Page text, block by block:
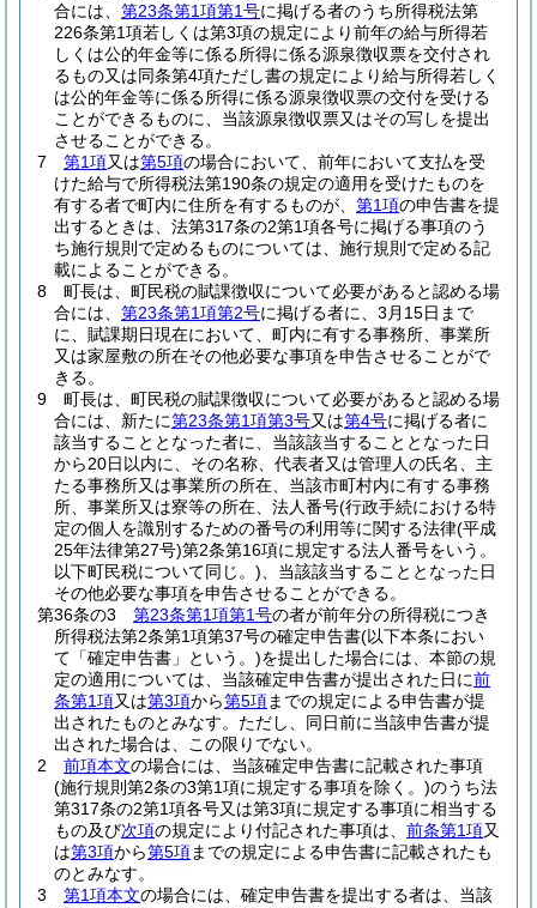
合には、 第23条第1項第1号に掲げる者のうち所得税法第
226条第1項若しくは第3項の規定により前年の給与所得若
しくは公的年金等に係る所得に係る源泉徴収票を交付され
るもの又は同条第4項ただし書の規定により給与所得若しく
は公的年金等に係る所得に係る源泉徴収票の交付を受ける
ことができるものに、当該源泉徴収票又はその写しを提出
させることができる。
7
第1項又は第5項の場合において、前年において支払を受
けた給与で所得税法第190条の規定の適用を受けたものを
有する者で町内に住所を有するものが、 第1項の申告書を提
出するときは、法第317条の2第1項各号に掲げる事項のう
ち施行規則で定めるものについては、施行規則で定める記
載によることができる。
8
町長は、町民税の賦課徴収について必要があると認める場
合には、 第23条第1項第2号に掲げる者に、3月15日まで
に、賦課期日現在において、町内に有する事務所、事業所
又は家屋敷の所在その他必要な事項を申告させることがで
きる。
9
町長は、町民税の賦課徴収について必要があると認める場
合には、新たに第23条第1項第3号又は第4号に掲げる者に
該当することとなった者に、当該該当することとなった日
から20日以内に、その名称、代表者又は管理人の氏名、主
たる事務所又は事業所の所在、当該市町村内に有する事務
所、事業所又は寮等の所在、法人番号(行政手続における特
定の個人を識別するための番号の利用等に関する法律(平成
25年法律第27号)第2条第16項に規定する法人番号をいう。
以下町民税について同じ。) 、当該該当することとなった日
その他必要な事項を申告させることができる。
第36条の3
第23条第1項第1号の者が前年分の所得税につき
所得税法第2条第1項第37号の確定申告書(以下本条におい
て「確定申告書」という。)を提出した場合には、本節の規
定の適用については、当該確定申告書が提出された日に前
条第1項又は第3項から第5項までの規定による申告書が提
出されたものとみなす。 ただし、同日前に当該申告書が提
出された場合は、この限りでない。
2
前項本文の場合には、当該確定申告書に記載された事項
(施行規則第2条の3第1項に規定する事項を除く。)のうち法
第317条の2第1項各号又は第3項に規定する事項に相当する
もの及び次項の規定により付記された事項は、 前条第1項又
は第3項から第5項までの規定による申告書に記載されたも
のとみなす。
3
第1項本文の場合には、確定申告書を提出する者は、当該